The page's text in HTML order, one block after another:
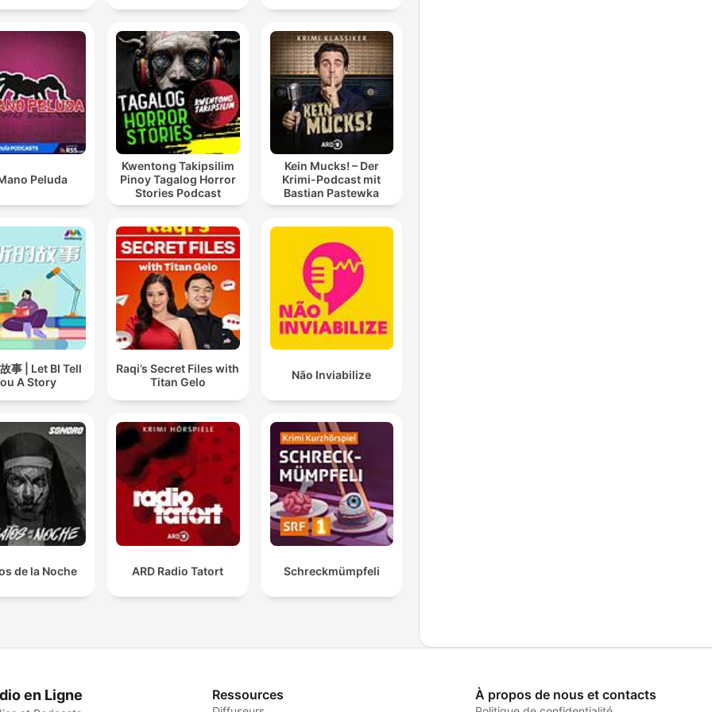
Peluda
Kwentong Takipsilim
Pinoy Tagalog Horror
Stories Podcast
Kein Mucks! – Der
Krimi-Podcast mit
Bastian Pastewka
事 | Let BI Tell
A Story
Raqi’s Secret Files with
Titan Gelo
Não Inviabilize
de la Noche ARD Radio Tatort Schreckmümpfeli
en Ligne Ressources À propos de nous et contacts